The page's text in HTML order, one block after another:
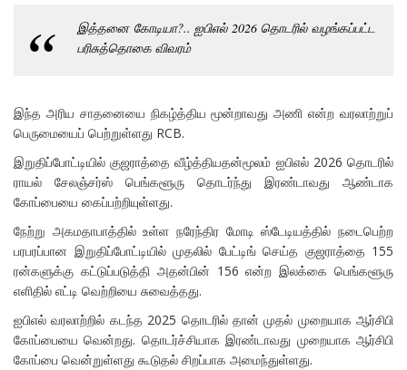
இத்தனை கோடியா?.. ஐபிஎல் 2026 தொடரில் வழங்கப்பட்ட
பரிசுத்தொகை விவரம்
இந்த அரிய சாதனையை நிகழ்த்திய மூன்றாவது அணி என்ற வரலாற்றுப்
பெருமையைப் பெற்றுள்ளது RCB.
இறுதிப்போட்டியில் குஜராத்தை வீழ்த்தியதன்மூலம் ஐபிஎல் 2026 தொடரில்
ராயல் சேலஞ்சர்ஸ் பெங்களூரு தொடர்ந்து இரண்டாவது ஆண்டாக
கோப்பையை கைப்பற்றியுள்ளது.
நேற்று அகமதாபாத்தில் உள்ள நரேந்திர மோடி ஸ்டேடியத்தில் நடைபெற்ற
பரபரப்பான இறுதிப்போட்டியில் முதலில் பேட்டிங் செய்த குஜராத்தை 155
ரன்களுக்கு கட்டுப்படுத்தி அதன்பின் 156 என்ற இலக்கை பெங்களூரு
எளிதில் எட்டி வெற்றியை சுவைத்தது.
ஐபிஎல் வரலாற்றில் கடந்த 2025 தொடரில் தான் முதல் முறையாக ஆர்சிபி
கோப்பையை வென்றது. தொடர்ச்சியாக இரண்டாவது முறையாக ஆர்சிபி
கோப்பை வென்றுள்ளது கூடுதல் சிறப்பாக அமைந்துள்ளது.